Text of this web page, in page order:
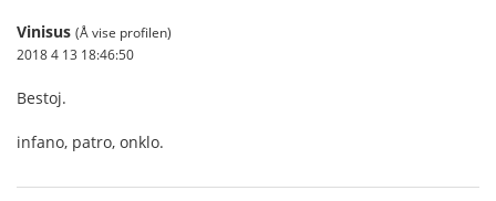
Vinisus (Å vise profilen)
2018 4 13 18:46:50
Bestoj.
infano, patro, onklo.